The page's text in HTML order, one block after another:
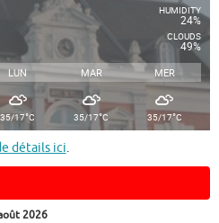
HUMIDITY
24%
CLOUDS
49%
LUN MAR MER
35/17°C 35/17°C 35/17°C
détails ici.
2026